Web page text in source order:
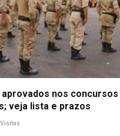
nos concursos
veja lista e prazos
Visitas